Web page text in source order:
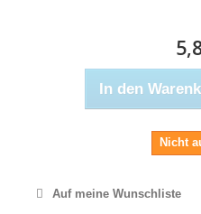
In den
Nicht
Auf meine Wunschliste